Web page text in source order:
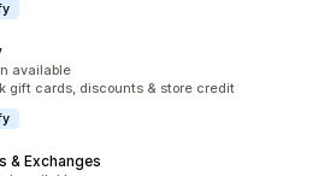
available
gift cards, discounts & store credit
& Exchanges